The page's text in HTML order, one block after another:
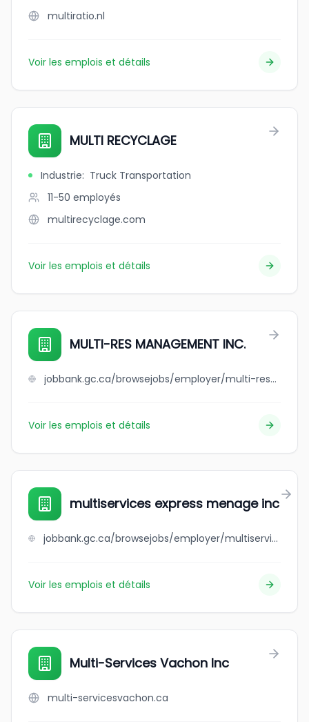
multiratio.nl
Voir les emplois et détails
MULTI RECYCLAGE
Industrie: Truck Transportation
11-50 employés
multirecyclage.com
Voir les emplois et détails
MULTI-RES MANAGEMENT INC.
jobbank.gc.ca/browsejobs/employer/multi-res+management+inc./ca
Voir les emplois et détails
multiservices express menage inc
jobbank.gc.ca/browsejobs/employer/multiservices+express+menage+inc/ca
Voir les emplois et détails
Multi-Services Vachon Inc
multi-servicesvachon.ca